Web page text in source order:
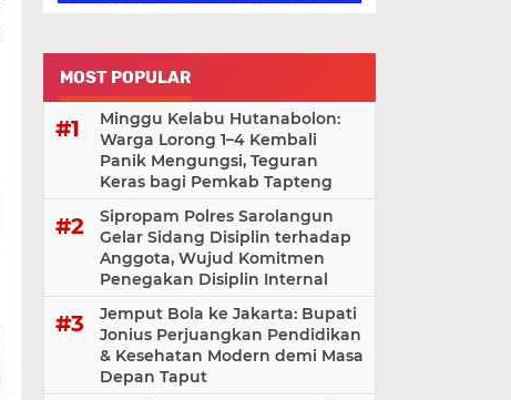
MOST POPULAR
Minggu Kelabu Hutanabolon:
Warga Lorong 1–4 Kembali
Panik Mengungsi, Teguran
Keras bagi Pemkab Tapteng
Sipropam Polres Sarolangun
Gelar Sidang Disiplin terhadap
Anggota, Wujud Komitmen
Penegakan Disiplin Internal
Jemput Bola ke Jakarta: Bupati
Jonius Perjuangkan Pendidikan
& Kesehatan Modern demi Masa
Depan Taput